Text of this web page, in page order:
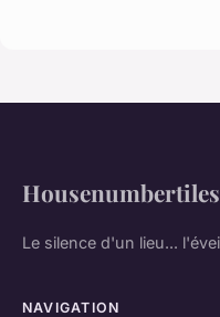
Housenumbertiles
Le silence d'un lieu...
NAVIGATION